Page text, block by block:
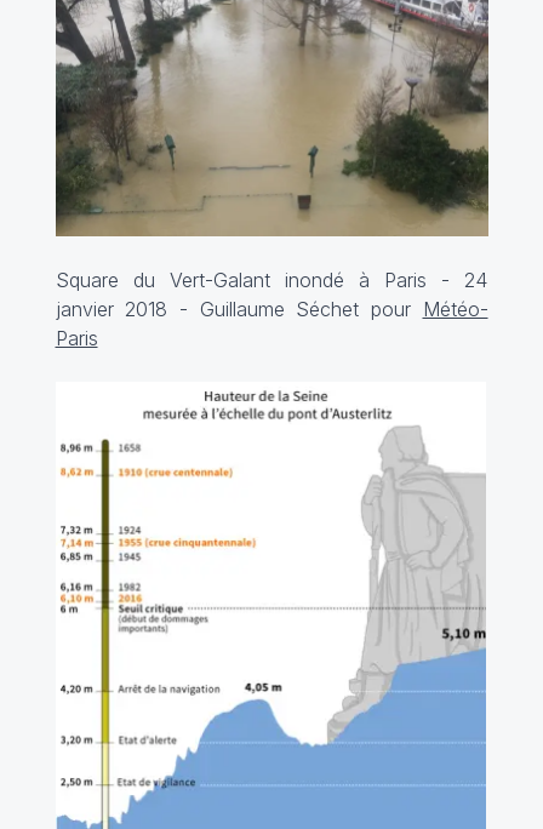
Square du Vert-Galant inondé à Paris - 24
janvier 2018 - Guillaume Séchet pour Météo-
Paris